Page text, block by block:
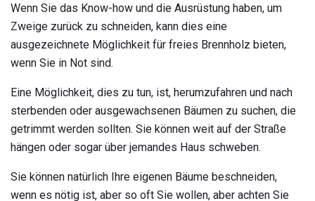
Wenn Sie das Know-how und die Ausrüstung haben, um
Zweige zurück zu schneiden, kann dies eine
ausgezeichnete Möglichkeit für freies Brennholz bieten,
wenn Sie in Not sind.
Eine Möglichkeit, dies zu tun, ist, herumzufahren und nach
sterbenden oder ausgewachsenen Bäumen zu suchen, die
getrimmt werden sollten. Sie können weit auf der Straße
hängen oder sogar über jemandes Haus schweben.
Sie können natürlich Ihre eigenen Bäume beschneiden,
wenn es nötig ist, aber so oft Sie wollen, aber achten Sie